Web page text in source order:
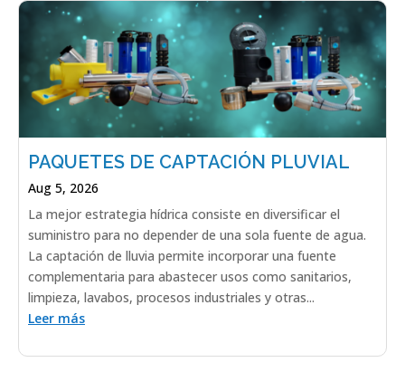
PAQUETES DE CAPTACIÓN PLUVIAL
Aug 5, 2026
La mejor estrategia hídrica consiste en diversificar el
suministro para no depender de una sola fuente de agua.
La captación de lluvia permite incorporar una fuente
complementaria para abastecer usos como sanitarios,
limpieza, lavabos, procesos industriales y otras...
Leer más